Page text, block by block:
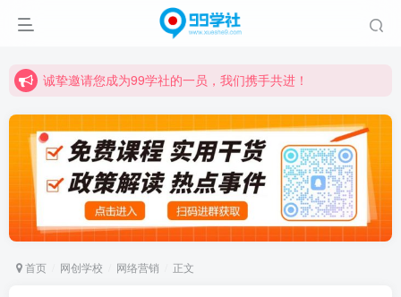
诚挚邀请您成为99学社的一员，我们携手共进！
诚挚邀请您成为99学社的一员，我们携手共进！
学习路上不孤独，99学社与你同行！分享全网优质VIP资源，炒股教程、创业教程、网络营销教程、自媒体短视频教程等，长期更新各大精品创业项目！
首页 网创学校 网络营销 正文